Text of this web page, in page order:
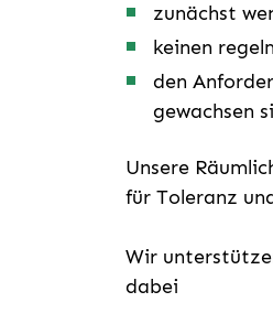
zunächst
keinen
den
gewachsen
Unsere
für Toleranz
Wir
dabei